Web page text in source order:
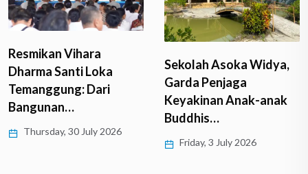
Resmikan Vihara
Dharma Santi Loka
Temanggung: Dari
Bangunan…
Thursday, 30 July 2026
Sekolah Asoka Widya,
Garda Penjaga
Keyakinan Anak-anak
Buddhis…
Friday, 3 July 2026